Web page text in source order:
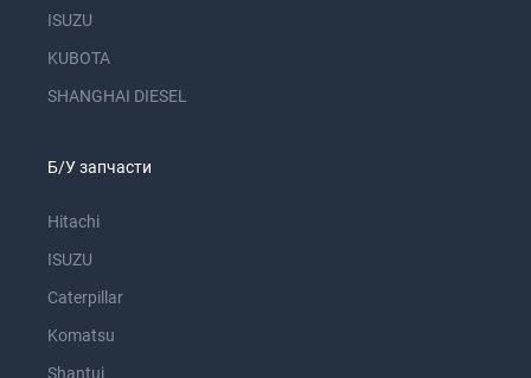
ISUZU
KUBOTA
SHANGHAI DIESEL
Б/У запчасти
Hitachi
ISUZU
Caterpillar
Komatsu
Shantui